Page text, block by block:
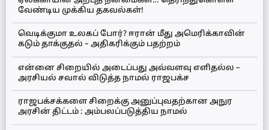
வேண்டிய முக்கிய தகவல்கள்!
வெடிக்குமா உலகப் போர்? ஈரான் மீது அமெரிக்காவின்
கடும் தாக்குதல் – அதிகரிக்கும் பதற்றம்
என்னை சிறையில் அடைப்பது அவ்வளவு எளிதல்ல –
அரசியல் சவால் விடுத்த நாமல் ராஜபக்ச
ராஜபக்சக்களை சிறைக்கு அனுப்புவதற்கான அநுர
அரசின் திட்டம் : அம்பலப்படுத்திய நாமல்